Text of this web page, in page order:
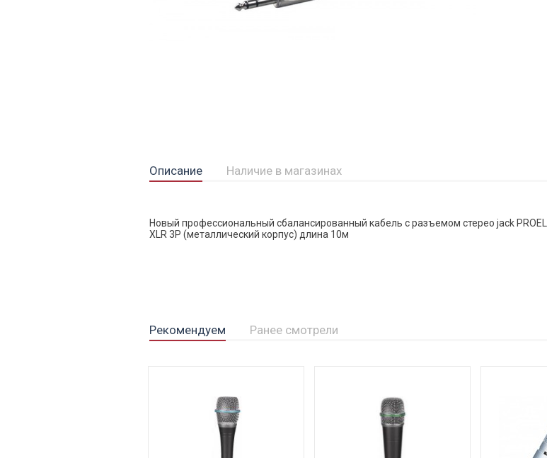
Описание Наличие в магазинах
Новый профессиональный сбалансированный кабель с разъемом стерео jack
XLR 3P (металлический корпус) длина 10м
Рекомендуем Ранее смотрели